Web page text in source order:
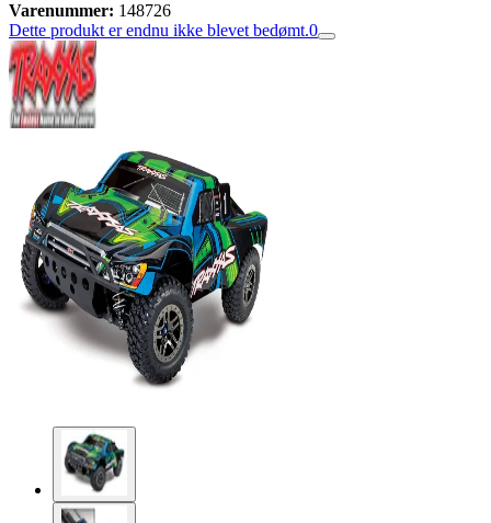
Varenummer: 148726
Dette produkt er endnu ikke blevet bedømt.0